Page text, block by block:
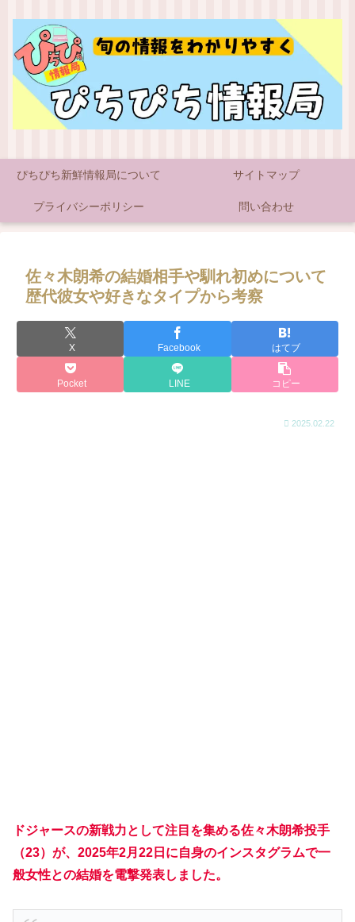
ぴちぴち新鮮情報局について サイトマップ
プライバシーポリシー 問い合わせ
佐々木朗希の結婚相手や馴れ初めについて
歴代彼女や好きなタイプから考察
X Facebook はてブ
Pocket LINE コピー
2025.02.22
ドジャースの新戦力として注目を集める佐々木朗希投手
（23）が、2025年2月22日に自身のインスタグラムで一
般女性との結婚を電撃発表しました。